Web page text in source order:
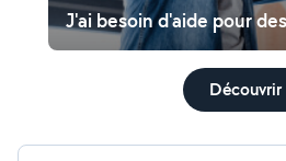
J'ai besoin d'aide pour
Découvrir